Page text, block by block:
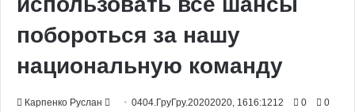
побороться за нашу
национальную команду
Карпенко Руслан
Send0404.ГруГру.20202020, 1616:1212 0 0